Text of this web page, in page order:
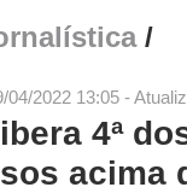
/
04/2022 13:05 -
4ª
acima